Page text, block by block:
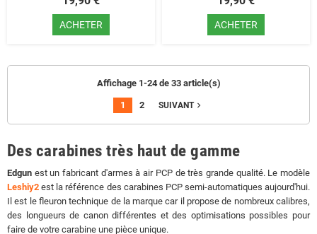
ACHETER ACHETER
Affichage 1-24 de 33 article(s)
1 2 SUIVANTnavigate_next
Des carabines très haut de gamme
Edgun est un fabricant d'armes à air PCP de très grande qualité. Le modèle
Leshiy2 est la référence des carabines PCP semi-automatiques aujourd'hui.
Il est le fleuron technique de la marque car il propose de nombreux calibres,
des longueurs de canon différentes et des optimisations possibles pour
faire de votre carabine une pièce unique.